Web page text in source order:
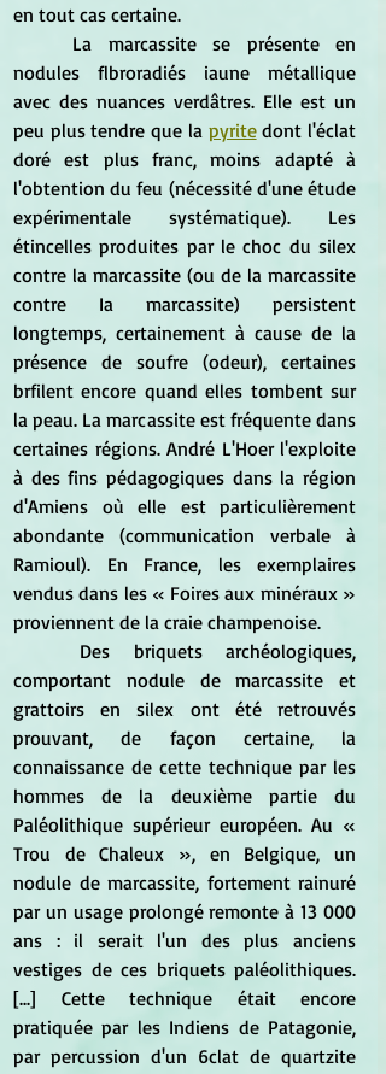
en tout cas certaine.
nodules flbroradiés iaune métallique
avec des nuances verdâtres. Elle est un
peu plus tendre que la pyrite dont l'éclat
doré est plus franc, moins adapté à
l'obtention du feu (nécessité d'une étude
expérimentale systématique). Les
étincelles produites par le choc du silex
contre la marcassite (ou de la marcassite
contre Ia marcassite) persistent
longtemps, certainement à cause de la
présence de soufre (odeur), certaines
brfilent encore quand elles tombent sur
la peau. La marcassite est fréquente dans
certaines régions. André L'Hoer l'exploite
à des fins pédagogiques dans la région
d'Amiens où elle est particulièrement
abondante (communication verbale à
Ramioul). En France, les exemplaires
vendus dans les « Foires aux minéraux »
proviennent de la craie champenoise.
comportant nodule de marcassite et
grattoirs en silex ont été retrouvés
prouvant, de façon certaine, la
connaissance de cette technique par les
hommes de la deuxième partie du
Paléolithique supérieur européen. Au «
Trou de Chaleux », en Belgique, un
nodule de marcassite, fortement rainuré
par un usage prolongé remonte à 13 000
ans : il serait l'un des plus anciens
vestiges de ces briquets paléolithiques.
[...] Cette technique était encore
pratiquée par les Indiens de Patagonie,
par percussion d'un 6clat de quartzite